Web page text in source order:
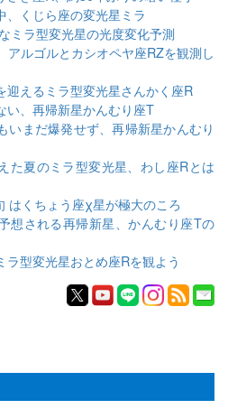
、くじら座の変光星ミラ
ミラ型変光星の光度変化予測
アルゴルとカシオペヤ座RZを観測し
迎えるミラ型変光星さんかく座R
い、再帰新星かんむり座T
いまだ爆発せず、再帰新星かんむり
た夏のミラ型変光星、わし座Rとは
はくちょう座χ星が極大のころ
想される再帰新星、かんむり座Tの
ラ型変光星おとめ座Rを観よう